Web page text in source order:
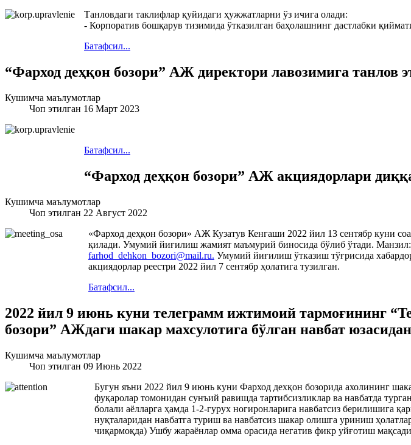
Танловдаги таклифлар қуйидаги ҳужжатларни ўз ичига олади:
- Корпоратив бошқарув тизимида ўтказилган баҳолашнинг дастлабки
Батафсил...
“Фарход деҳқон бозори” АЖ директори лавозимига танлов
Кушимча маълумотлар
Чоп этилган 16 Март 2023
Батафсил...
“Фарход деҳқон бозори” АЖ акциядорлари
Кушимча маълумотлар
Чоп этилган 22 Август 2022
«Фарход деҳқон бозори» АЖ Кузатув Кенгаши 2022 йил 13 сентябр куни
қилади. Умумий йиғилиш жамият маъмурий биносида бўлиб ўтади.
farhod_dehkon_bozori@mail.ru. Умумий йиғилиш ўтказиш тўғрисида
акциядорлар реестри 2022 йил 7 сентябр ҳолатига тузилган.
Батафсил...
2022 йил 9 июнь куни телеграмм ижтимоий тармоғининг
бозори” АЖдаги шакар махсулотига бўлган навбат
Кушимча маълумотлар
Чоп этилган 09 Июнь 2022
Бугун яъни 2022 йил 9 июнь куни Фарход дехқон бозорида ахолининг
фуқаролар томонидан сунъий равишда тартибсизликлар ва навбатда
болали аёлларга ҳамда 1-2-гурух ногиронларига навбатсиз берилишига
нуқталаридан навбатга туриш ва навбатсиз шакар олишга уриниш
чиқармоқда) Ушбу жараёнлар омма орасида негатив фикр уйғотиш